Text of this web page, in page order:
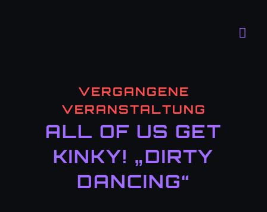
VERGANGENE
VERANSTALTUNG
ALL OF US GET
KINKY! „DIRTY
DANCING“